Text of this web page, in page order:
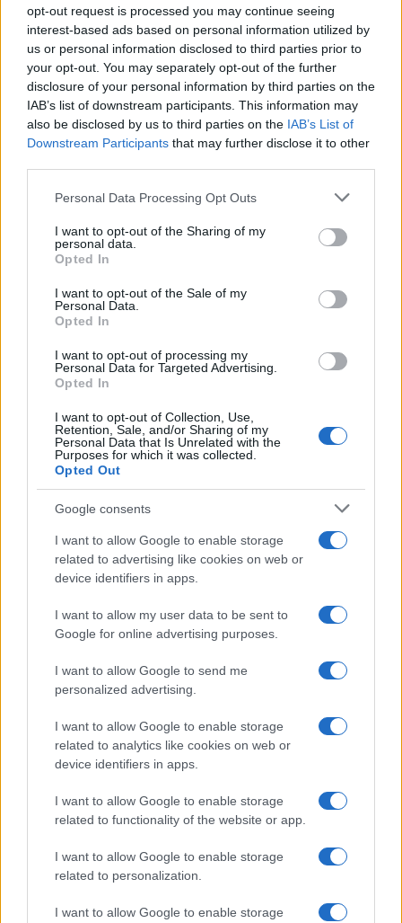
opt-out request is processed you may continue seeing
interest-based ads based on personal information utilized by
us or personal information disclosed to third parties prior to
your opt-out. You may separately opt-out of the further
disclosure of your personal information by third parties on the
IAB’s list of downstream participants. This information may
also be disclosed by us to third parties on the IAB’s List of
Downstream Participants that may further disclose it to other
Please note that this website/app uses one or more Google
not limited to your visit or usage behaviour. You may click to
grant or deny consent to Google and its third-party tags to
use your data for below specified purposes in below Google
consent section.
Personal Data Processing Opt Outs
I want to opt-out of the Sharing of my
personal data.
Opted In
I want to opt-out of the Sale of my
Personal Data.
Opted In
I want to opt-out of processing my
Personal Data for Targeted Advertising.
Opted In
I want to opt-out of Collection, Use,
Retention, Sale, and/or Sharing of my
Personal Data that Is Unrelated with the
Purposes for which it was collected.
Opted Out
Google consents
I want to allow Google to enable storage
related to advertising like cookies on web or
device identifiers in apps.
I want to allow my user data to be sent to
Google for online advertising purposes.
I want to allow Google to send me
personalized advertising.
I want to allow Google to enable storage
related to analytics like cookies on web or
device identifiers in apps.
I want to allow Google to enable storage
related to functionality of the website or app.
I want to allow Google to enable storage
related to personalization.
I want to allow Google to enable storage
Continue lendo
NÃO CLASSIFICADO
Petróleo Brent cai 8.3% e arrasta commodities em agosto de
Rafael Oliveira · 6 ago 2026
Tensões diplomáticas entre Brasil e Argentina: o que está em